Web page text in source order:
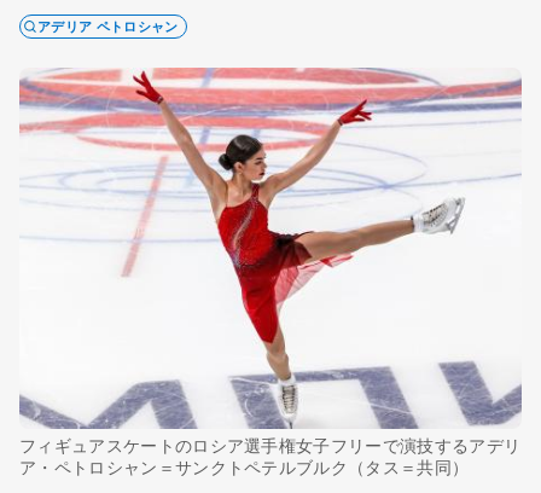
アデリア ペトロシャン
フィギュアスケートのロシア選手権女子フリーで演技するアデリ
ア・ペトロシャン＝サンクトペテルブルク（タス＝共同）